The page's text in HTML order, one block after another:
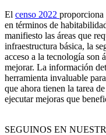
El censo 2022 proporciona
en términos de
manifiesto las áreas que
infraestructura básica, la
acceso a la tecnología son
mejorar. La información
herramienta invaluable
que ahora tienen la tarea
ejecutar mejoras que
SEGUINOS EN